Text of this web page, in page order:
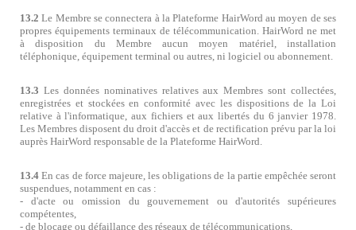
13.2 Le Membre se connectera à la Plateforme HairWord au moyen de ses
propres équipements terminaux de télécommunication. HairWord ne met
à disposition du Membre aucun moyen matériel, installation
téléphonique, équipement terminal ou autres, ni logiciel ou abonnement.
13.3 Les données nominatives relatives aux Membres sont collectées,
enregistrées et stockées en conformité avec les dispositions de la Loi
relative à l'informatique, aux fichiers et aux libertés du 6 janvier 1978.
Les Membres disposent du droit d'accès et de rectification prévu par la loi
auprès HairWord responsable de la Plateforme HairWord.
13.4 En cas de force majeure, les obligations de la partie empêchée seront
suspendues, notamment en cas :
- d'acte ou omission du gouvernement ou d'autorités supérieures
compétentes,
- de blocage ou défaillance des réseaux de télécommunications,